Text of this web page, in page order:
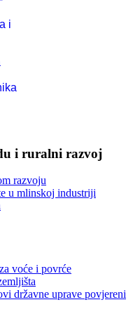
i
i ruralni razvoj
razvoju
u mlinskoj industriji
voće i povrće
državne uprave povjereni